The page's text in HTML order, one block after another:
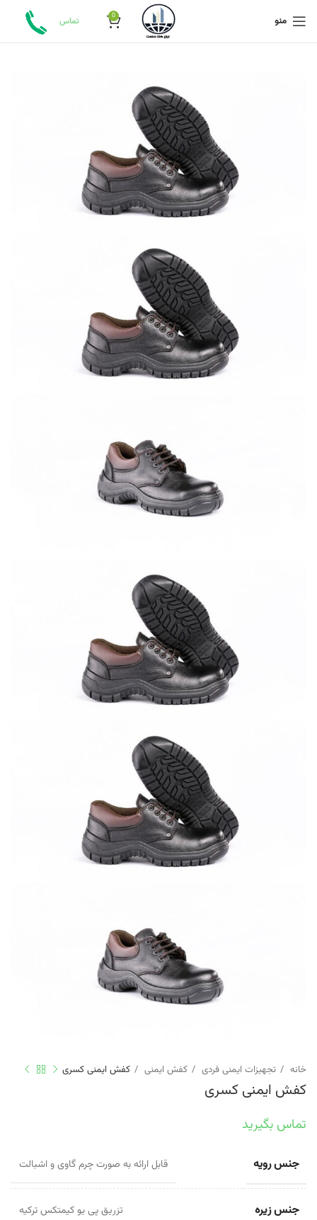
منو 0 تماس
خانه تجهیزات ایمنی فردی کفش ایمنی کفش ایمنی کسری
کفش ایمنی کسری
تماس بگیرید
جنس رویه قابل ارائه به صورت چرم گاوی و اشبالت
جنس زیره تزریق پی یو کیمتکس ترکیه